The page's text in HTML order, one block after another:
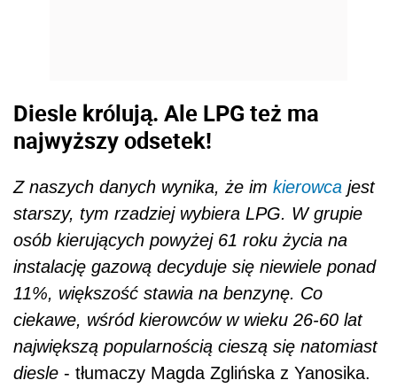
Diesle królują. Ale LPG też ma
najwyższy odsetek!
Z naszych danych wynika, że im kierowca jest
starszy, tym rzadziej wybiera LPG. W grupie
osób kierujących powyżej 61 roku życia na
instalację gazową decyduje się niewiele ponad
11%, większość stawia na benzynę. Co
ciekawe, wśród kierowców w wieku 26-60 lat
największą popularnością cieszą się natomiast
diesle - tłumaczy Magda Zglińska z Yanosika.